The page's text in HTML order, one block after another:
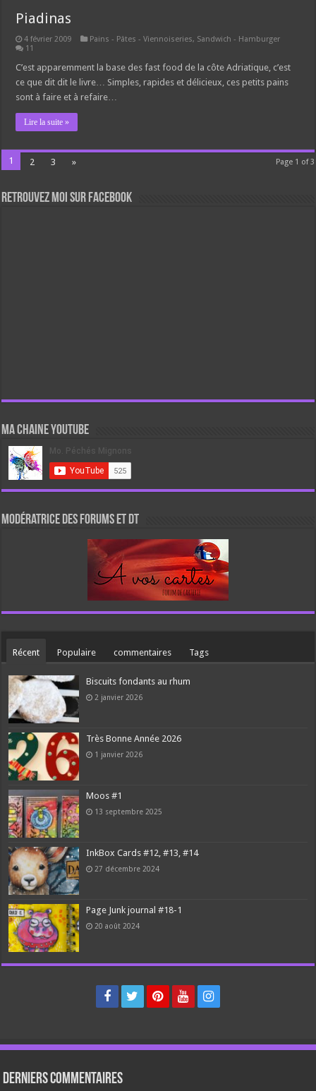
Piadinas
4 février 2009 Pains - Pâtes - Viennoiseries, Sandwich - Hamburger
11
C’est apparemment la base des fast food de la côte Adriatique, c’est
ce que dit dit le livre… Simples, rapides et délicieux, ces petits pains
sont à faire et à refaire…
Lire la suite »
Page 1 of 3
1 2 3 »
Retrouvez moi sur Facebook
Ma chaine Youtube
Modératrice des forums et DT
Récent Populaire commentaires Tags
Biscuits fondants au rhum
2 janvier 2026
Très Bonne Année 2026
1 janvier 2026
Moos #1
13 septembre 2025
InkBox Cards #12, #13, #14
27 décembre 2024
Page Junk journal #18-1
20 août 2024
Derniers Commentaires